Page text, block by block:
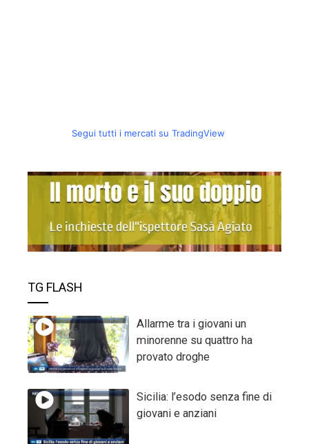
Segui tutti i mercati su TradingView
TG FLASH
Allarme tra i giovani un
minorenne su quattro ha
provato droghe
Sicilia: l’esodo senza fine di
giovani e anziani